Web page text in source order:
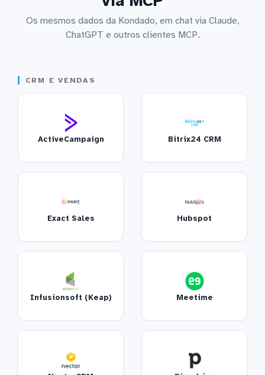
Os mesmos dados da Kondado, em chat via Claude,
ChatGPT e outros clientes MCP.
CRM E VENDAS
ActiveCampaign Bitrix24 CRM
Exact Sales Hubspot
Infusionsoft (Keap) Meetime